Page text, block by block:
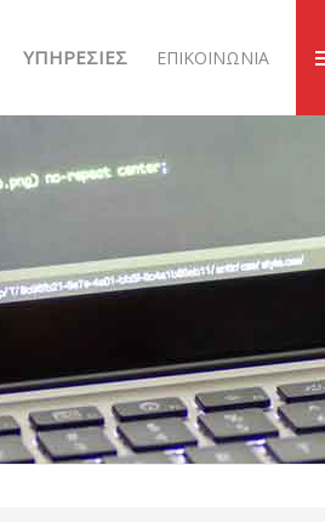
ΥΠΗΡΕΣΊΕΣ ΕΠΙΚΟΙΝΩΝΊΑ